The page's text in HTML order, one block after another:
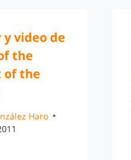
y video de
the
of the
Haro